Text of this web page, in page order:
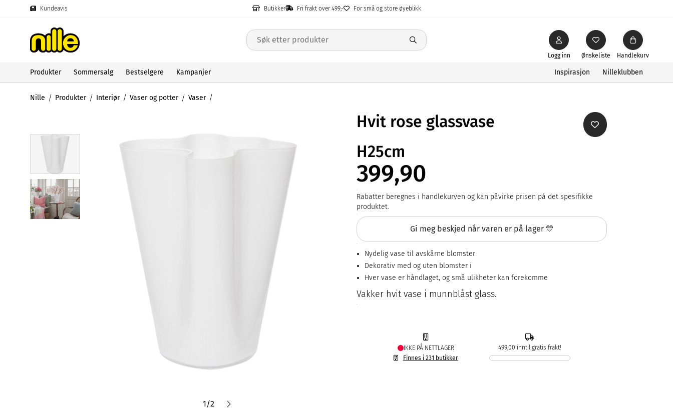
Kundeavis Butikker Fri frakt over 499,- For små og store øyeblikk
Ønskeliste
Logg inn Handlekurv
Produkter Sommersalg Bestselgere Kampanjer Inspirasjon Nilleklubben
Nille Produkter Interiør Vaser og potter Vaser
1/2
Hvit rose glassvase
H25cm
399,90
Rabatter beregnes i handlekurven og kan påvirke prisen på det spesifikke
produktet.
Gi meg beskjed når varen er på lager 💛
Nydelig vase til avskårne blomster
Dekorativ med og uten blomster i
Hver vase er håndlaget, og små ulikheter kan forekomme
Vakker hvit vase i munnblåst glass.
IKKE PÅ NETTLAGER
Finnes i 231 butikker
499,00 inntil gratis frakt!